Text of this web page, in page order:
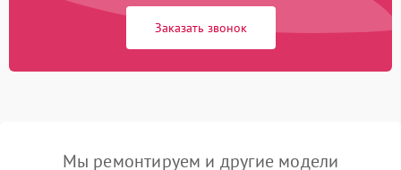
Заказать звонок
Мы ремонтируем и другие модели